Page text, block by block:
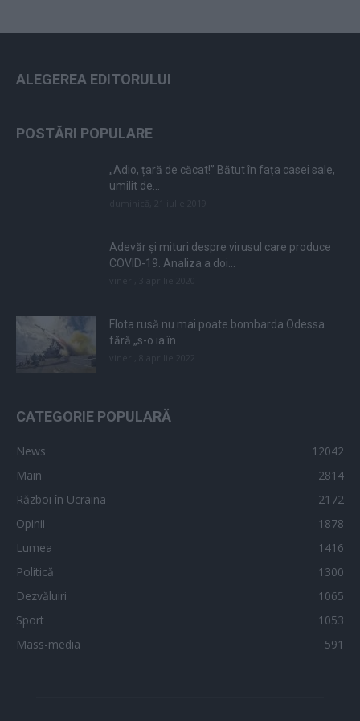
ALEGEREA EDITORULUI
POSTĂRI POPULARE
„Adio, țară de căcat!” Bătut în fața casei sale,
umilit de...
Adevăr și mituri despre virusul care produce
COVID-19. Analiza a doi...
Flota rusă nu mai poate bombarda Odessa
fără „s-o ia în...
CATEGORIE POPULARĂ
News
12042
Main
2814
Război în Ucraina
2172
Opinii
1878
Lumea
1416
Politică
1300
Dezvăluiri
1065
Sport
1053
Mass-media
591